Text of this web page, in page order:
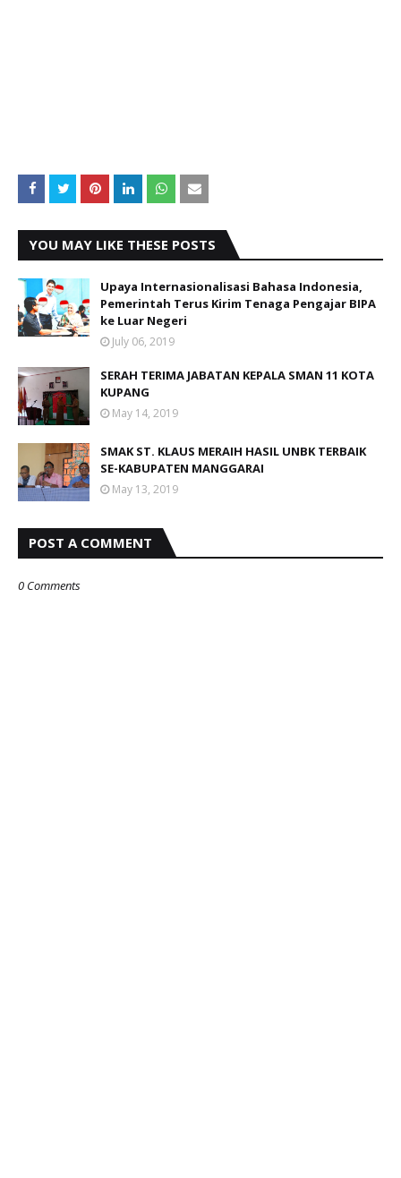
YOU MAY LIKE THESE POSTS
Upaya Internasionalisasi Bahasa Indonesia,
Pemerintah Terus Kirim Tenaga Pengajar BIPA
ke Luar Negeri
July 06, 2019
SERAH TERIMA JABATAN KEPALA SMAN 11 KOTA
KUPANG
May 14, 2019
SMAK ST. KLAUS MERAIH HASIL UNBK TERBAIK
SE-KABUPATEN MANGGARAI
May 13, 2019
POST A COMMENT
0 Comments